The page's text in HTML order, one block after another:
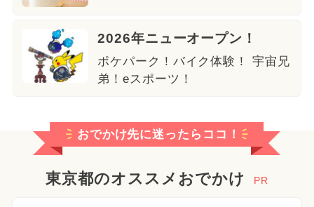
2026年ニューオープン！
ポケパーク！バイク体験！ 宇宙兄
弟！eスポーツ！
おでかけ先に迷ったらココ！
東京都のオススメおでかけ PR